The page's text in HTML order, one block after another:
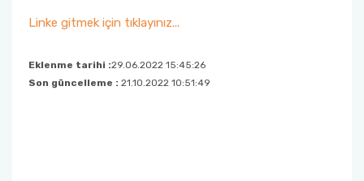
Linke gitmek için tıklayınız...
Eklenme tarihi :29.06.2022 15:45:26
Son güncelleme : 21.10.2022 10:51:49